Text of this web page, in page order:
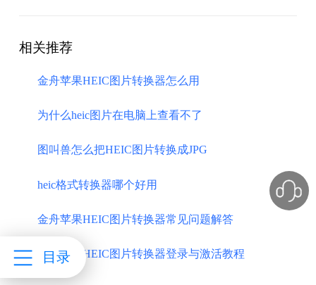
目录
相关推荐
金舟苹果HEIC图片转换器怎么用
为什么heic图片在电脑上查看不了
图叫兽怎么把HEIC图片转换成JPG
heic格式转换器哪个好用
金舟苹果HEIC图片转换器常见问题解答
金舟苹果HEIC图片转换器登录与激活教程